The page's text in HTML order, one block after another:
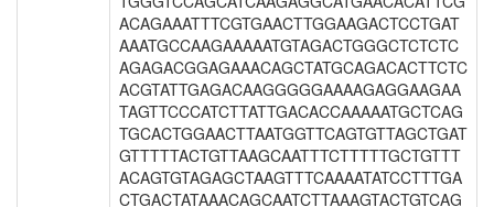
ACAGAAATTTCGTGAACTTGGAAGACTCCTGAT
AAATGCCAAGAAAAATGTAGACTGGGCTCTCTC
AGAGACGGAGAAACAGCTATGCAGACACTTCTC
ACGTATTGAGACAAGGGGGAAAAGAGGAAGAA
TAGTTCCCATCTTATTGACACCAAAAATGCTCAG
TGCACTGGAACTTAATGGTTCAGTGTTAGCTGAT
GTTTTTACTGTTAAGCAATTTCTTTTTGCTGTTT
ACAGTGTAGAGCTAAGTTTCAAAATATCCTTTGA
CTGACTATAAACAGCAATCTTAAAGTACTGTCAG